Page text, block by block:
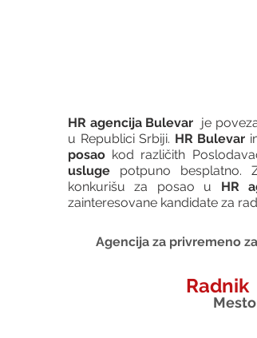
HR agencija Bulevar
je
u Republici Srbiji. HR Bulevar
posao kod različith
usluge potpuno besplatno.
konkurišu za posao u HR
zainteresovane kandidate za
Agencija za privremeno
Radnik